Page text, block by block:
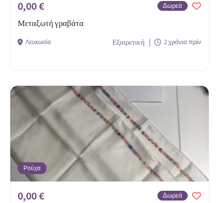
0,00 € Δωρεά
Μεταξωτή γραβάτα
Λευκωσία Εξαιρετική 2 χρόνια πρίν
Ρούχα
0,00 € Δωρεά